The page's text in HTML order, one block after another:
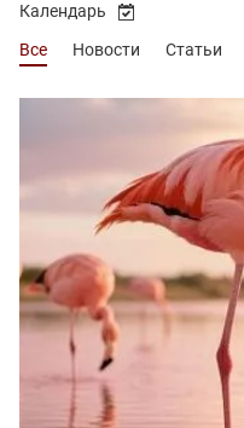
Все Новости Статьи
Календарь